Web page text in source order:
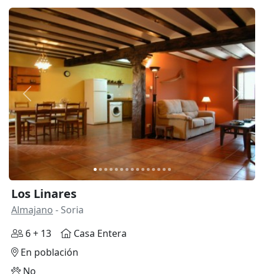
Anterior
Los Linares
Almajano - Soria
6 + 13
Casa Entera
En población
No